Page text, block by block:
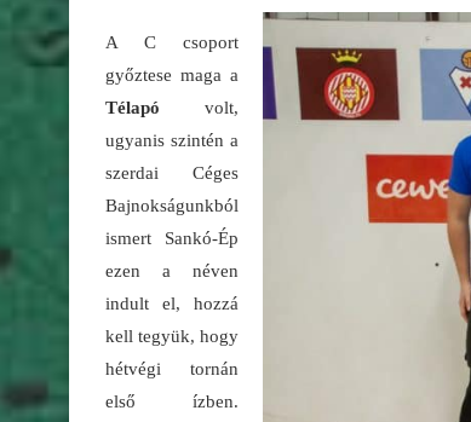
A C csoport
győztese maga a
Télapó volt,
ugyanis szintén a
szerdai Céges
Bajnokságunkból
ismert Sankó-Ép
ezen a néven
indult el, hozzá
kell tegyük, hogy
hétvégi tornán
első ízben.